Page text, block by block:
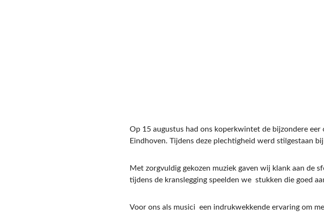
Op 15 augustus had ons koperkwintet de bijzondere
Eindhoven. Tijdens deze plechtigheid werd stilgestaan
Met zorgvuldig gekozen muziek gaven wij klank aan de
tijdens de kranslegging speelden we  stukken die goed
Voor ons als musici  een indrukwekkende ervaring om